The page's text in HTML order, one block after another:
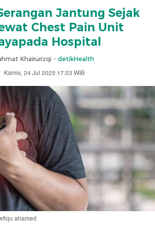
Jantung Sejak
Chest Pain Unit
Hospital
Khairurizqi - detikHealth
Kamis, 24 Jul 2025 17:03 WIB
ahamed